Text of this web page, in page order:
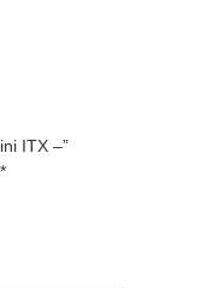
ITX –”
*